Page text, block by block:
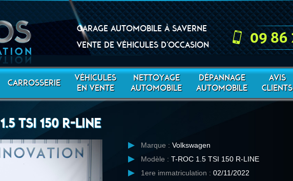
Garage automobile à Saverne
Vente de véhicules d'occasion
CARROSSERIE
VÉHICULES
EN VENTE
NETTOYAGE
AUTOMOBILE
DÉPANNAGE
AUTOMOBILE
AVIS
CLIENTS
TSI 150 R-LINE
Marque : Volkswagen
Modèle : T-ROC 1.5 TSI 150 R-LINE
1ere immatriculation : 02/11/2022